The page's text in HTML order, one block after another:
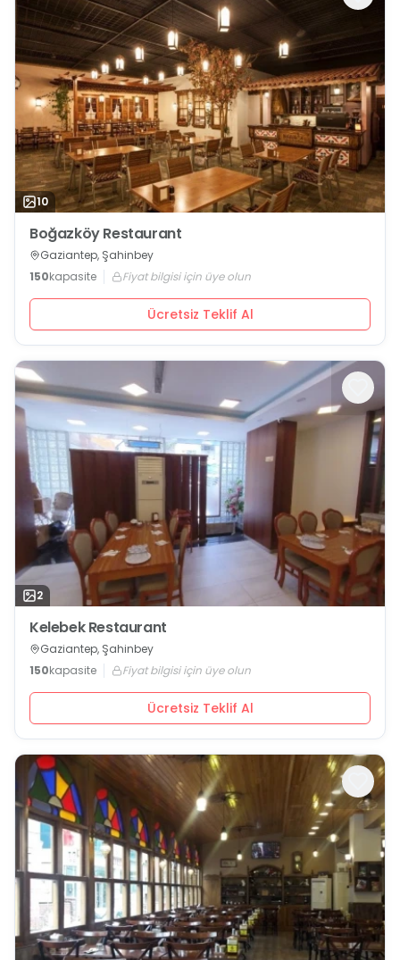
10
Boğazköy Restaurant
Gaziantep, Şahinbey
150kapasite Fiyat bilgisi için üye olun
Ücretsiz Teklif Al
2
Kelebek Restaurant
Gaziantep, Şahinbey
150kapasite Fiyat bilgisi için üye olun
Ücretsiz Teklif Al